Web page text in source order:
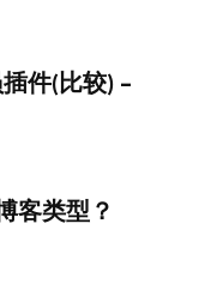
件(比较) –
客类型？